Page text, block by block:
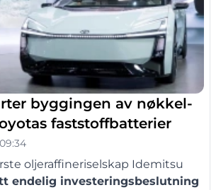
byggingen av nøkkel­
faststoffbatterier
oljeraffineriselskap Idemitsu
endelig investeringsbeslutning